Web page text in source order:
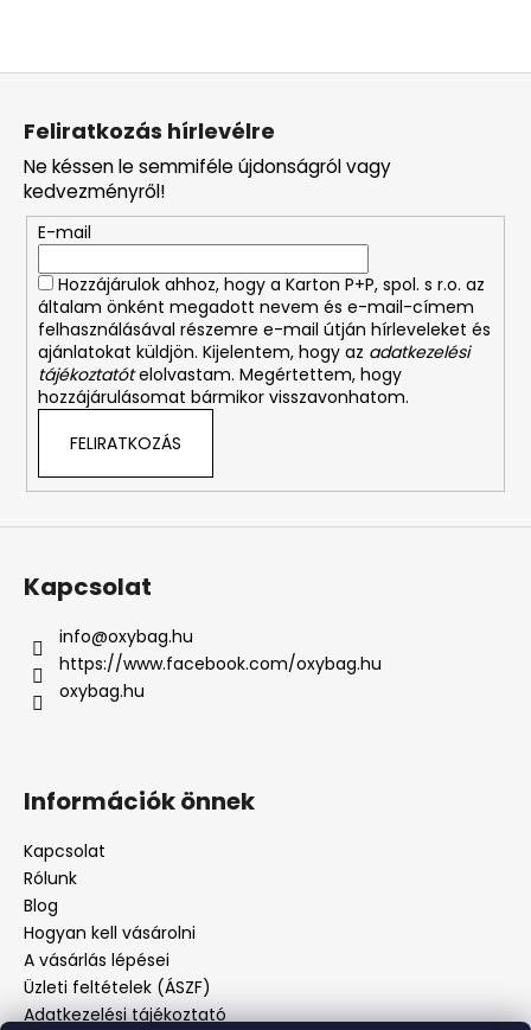
L
Feliratkozás hírlevélre
Ne késsen le semmiféle újdonságról vagy
kedvezményről!
E-mail
Hozzájárulok ahhoz, hogy a Karton P+P, spol. s r.o. az
általam önként megadott nevem és e-mail-címem
felhasználásával részemre e-mail útján hírleveleket és
ajánlatokat küldjön. Kijelentem, hogy az adatkezelési
tájékoztatótelolvastam. Megértettem, hogy
hozzájárulásomat bármikor visszavonhatom.
FELIRATKOZÁS
Kapcsolat
info@oxybag.hu
https://www.facebook.com/oxybag.hu
oxybag.hu
Információk önnek
Kapcsolat
Rólunk
Blog
Hogyan kell vásárolni
A vásárlás lépései
Üzleti feltételek (ÁSZF)
Adatkezelési tájékoztató